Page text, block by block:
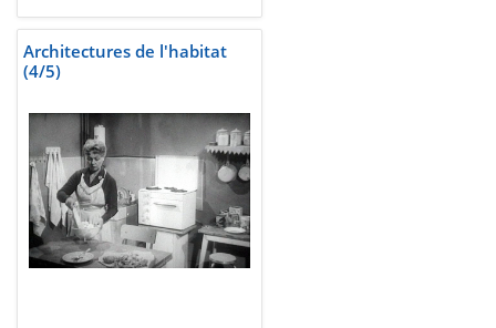
Architectures de l'habitat
(4/5)